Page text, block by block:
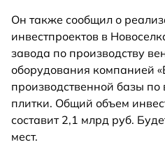
Он также сообщил о
инвестпроектов в
завода по производству
оборудования компанией
производственной базы по
плитки. Общий объем
составит 2,1 млрд руб.
мест.